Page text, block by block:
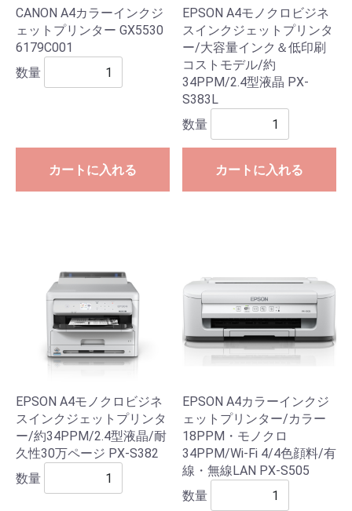
CANON A4カラーインクジ
ェットプリンター GX5530
6179C001
数量
カートに入れる
EPSON A4モノクロビジネ
スインクジェットプリンタ
ー/大容量インク＆低印刷
コストモデル/約
34PPM/2.4型液晶 PX-
S383L
数量
カートに入れる
EPSON A4モノクロビジネ
スインクジェットプリンタ
ー/約34PPM/2.4型液晶/耐
久性30万ページ PX-S382
数量
EPSON A4カラーインクジ
ェットプリンター/カラー
18PPM・モノクロ
34PPM/Wi-Fi 4/4色顔料/有
線・無線LAN PX-S505
数量